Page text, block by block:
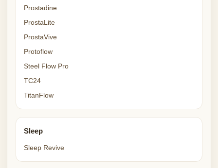
Prostadine
ProstaLite
ProstaVive
Protoflow
Steel Flow Pro
TC24
TitanFlow
Sleep
Sleep Revive